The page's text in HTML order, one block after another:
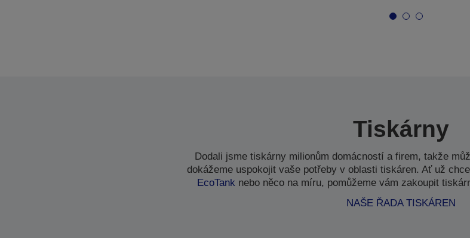
Tiskárny
Dodali jsme tiskárny milionům domácností a firem, takže
dokážeme uspokojit vaše potřeby v oblasti tiskáren. Ať už
EcoTank nebo něco na míru, pomůžeme vám zakoupit
NAŠE ŘADA TISKÁREN